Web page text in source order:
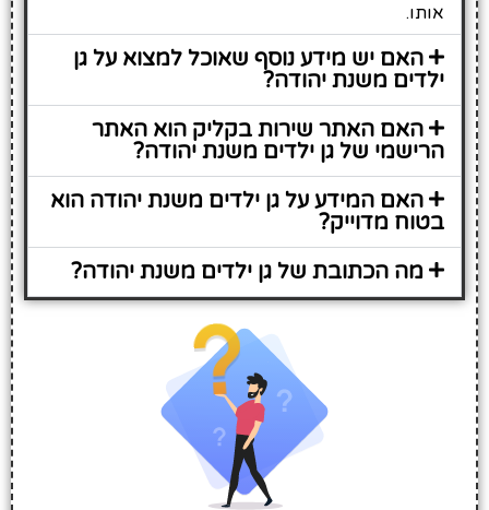
אותו.
האם יש מידע נוסף שאוכל למצוא על גן
ילדים משנת יהודה?
האם האתר שירות בקליק הוא האתר
הרישמי של גן ילדים משנת יהודה?
האם המידע על גן ילדים משנת יהודה הוא
בטוח מדוייק?
מה הכתובת של גן ילדים משנת יהודה?